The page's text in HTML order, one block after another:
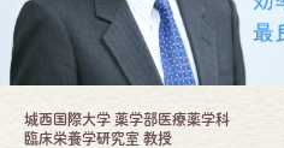
城西国際大学 薬学部医療薬学科
臨床栄養学研究室 教授